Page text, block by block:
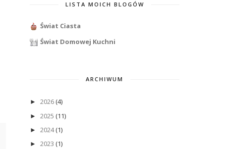
LISTA MOICH BLOGÓW
Świat Ciasta
Świat Domowej Kuchni
ARCHIWUM
►2026 (4)
►2025 (11)
►2024(1)
►2023 (1)